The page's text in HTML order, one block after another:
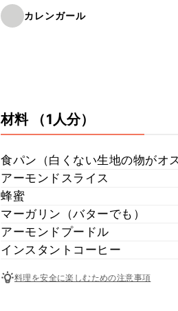
カレンガール
材料 （1人分）
食パン（白くない生地の物がオ
アーモンドスライス
蜂蜜
マーガリン（バターでも）
アーモンドプードル
インスタントコーヒー
料理を安全に楽しむための注意事項